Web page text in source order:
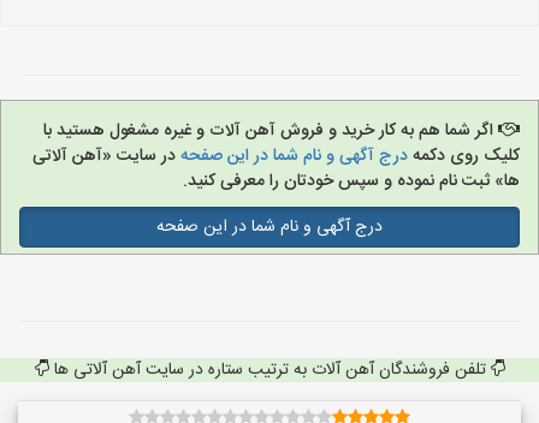
اگر شما هم به کار خرید و فروش آهن آلات و غیره مشغول هستید با
کلیک روی دکمهدرج آگهی و نام شما در این صفحهدر سایت «آهن آلاتی
ها» ثبت نام نموده و سپس خودتان را معرفی کنید.
درج آگهی و نام شما در این صفحه
تلفن فروشندگان آهن آلات به ترتیب ستاره در سایت آهن آلاتی ها